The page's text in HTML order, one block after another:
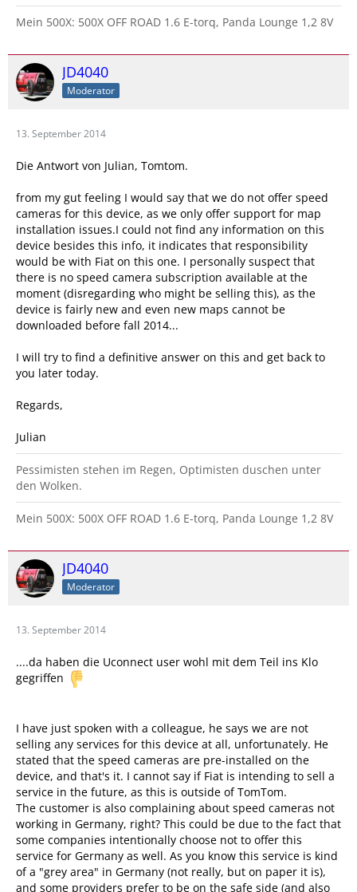
Mein 500X: 500X OFF ROAD 1.6 E-torq, Panda Lounge 1,2 8V
JD4040
Moderator
13. September 2014
Die Antwort von Julian, Tomtom.
from my gut feeling I would say that we do not offer speed
cameras for this device, as we only offer support for map
installation issues.I could not find any information on this
device besides this info, it indicates that responsibility
would be with Fiat on this one. I personally suspect that
there is no speed camera subscription available at the
moment (disregarding who might be selling this), as the
device is fairly new and even new maps cannot be
downloaded before fall 2014...
I will try to find a definitive answer on this and get back to
you later today.
Regards,
Julian
Pessimisten stehen im Regen, Optimisten duschen unter
den Wolken.
Mein 500X: 500X OFF ROAD 1.6 E-torq, Panda Lounge 1,2 8V
JD4040
Moderator
13. September 2014
....da haben die Uconnect user wohl mit dem Teil ins Klo
gegriffen
I have just spoken with a colleague, he says we are not
selling any services for this device at all, unfortunately. He
stated that the speed cameras are pre-installed on the
device, and that's it. I cannot say if Fiat is intending to sell a
service in the future, as this is outside of TomTom.
The customer is also complaining about speed cameras not
working in Germany, right? This could be due to the fact that
some companies intentionally choose not to offer this
service for Germany as well. As you know this service is kind
of a "grey area" in Germany (not really, but on paper it is),
and some providers prefer to be on the safe side (and also